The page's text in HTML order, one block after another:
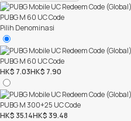
PUBG M 60 UC Code
Pilih Denominasi
PUBG M 60 UC Code
HK$ 7.03HK$ 7.90
PUBG M 300+25 UC Code
HK$ 35.14HK$ 39.48